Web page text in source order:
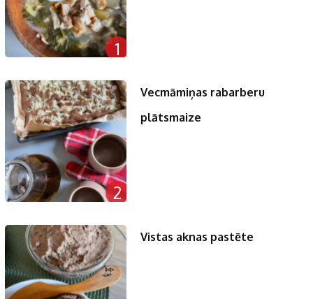
1
2
Vecmāmiņas rabarberu
plātsmaize
Vistas aknas pastēte